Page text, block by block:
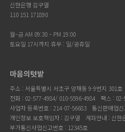
신한은행 김구열
110 151 171890
월~금 AM 09:30 ~ PM 19:00
토요일 17시까지 휴무 : 일/공휴일
마음의텃밭
주소 : 서울특별시 서초구 양재동 9-9번지 301호
전화 : 02-577-4984/ 010-5596-4984
팩스 :
사업자 등록번호 : 214-07-56683
통신판매업
개인정보 보호책임자 : 김구열
계좌안내 : 신한
부가통신사업신고번호 : 12345호